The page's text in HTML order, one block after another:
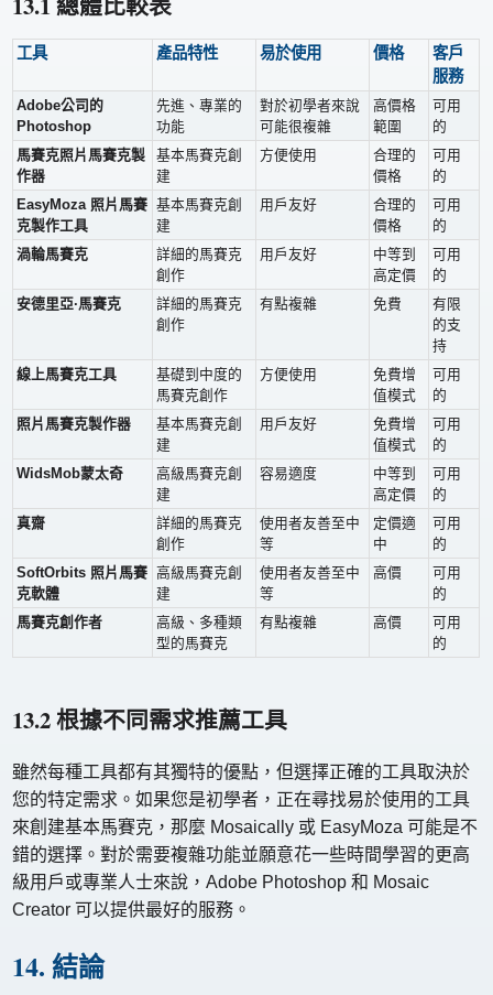
工具 產品特性 易於使用 價格
客戶
服務
Adobe公司的
Photoshop
先進、專業的
功能
對於初學者來說
可能很複雜
高價格
範圍
可用
的
馬賽克照片馬賽克製
作器
基本馬賽克創
建
方便使用
合理的
價格
可用
的
EasyMoza 照片馬賽
克製作工具
基本馬賽克創
建
用戶友好
合理的
價格
可用
的
渦輪馬賽克
詳細的馬賽克
創作
用戶友好
中等到
高定價
可用
的
安德里亞·馬賽克
詳細的馬賽克
創作
有點複雜 免費
有限
的支
持
線上馬賽克工具
基礎到中度的
馬賽克創作
方便使用
免費增
值模式
可用
的
照片馬賽克製作器
基本馬賽克創
建
用戶友好
免費增
值模式
可用
的
WidsMob蒙太奇
高級馬賽克創
建
容易適度
中等到
高定價
可用
的
真齋
詳細的馬賽克
創作
使用者友善至中
等
定價適
中
可用
的
SoftOrbits 照片馬賽
克軟體
高級馬賽克創
建
使用者友善至中
等
高價
可用
的
馬賽克創作者
高級、多種類
型的馬賽克
有點複雜 高價
可用
的
13.2 根據不同需求推薦工具
雖然每種工具都有其獨特的優點，但選擇正確的工具取決於
您的特定需求。如果您是初學者，正在尋找易於使用的工具
來創建基本馬賽克，那麼 Mosaically 或 EasyMoza 可能是不
錯的選擇。對於需要複雜功能並願意花一些時間學習的更高
級用戶或專業人士來說，Adobe Photoshop 和 Mosaic
Creator 可以提供最好的服務。
14. 結論